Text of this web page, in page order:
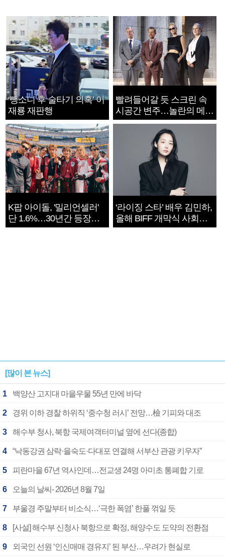
‘뺑소니 후 술타기 의혹’ 이
재룡 재판행
빨려들어갈 듯 스크린 속
시공간 변주…놀란의 메시
지는 ‘전쟁 속죄’
K팝 아이돌, '밀리언셀러'
단 1.6%…30년간 등장
1182개팀 전수조사
‘라이징 스타’ 배우 김민하,
올해 BIFF 개막식 사회자
확정
[많이 본 뉴스]
1 백양산 고지대 마을우물 55년 만에 바닥
2 경위 이하 경찰 하위직 ‘중수청 러시’ 전망…檢 기피와 대조
3 해수부 청사, 북항 국제여객터미널 옆에 선다(종합)
4 “낙동강권 삼락·을숙도·다대포 연결해 서부산 관광 키우자”
5 피란마을 67년 역사인데…전교생 24명 아미초 통폐합 기로
6 오늘의 날씨- 2026년 8월 7일
7 부울경 주말부터 비소식…‘극한 폭염’ 한풀 꺾일 듯
8 [사설] 해수부 신청사 북항으로 확정, 해양수도 도약의 전환점
9 외국인 선원 ‘인신매매 경유지’ 된 부산…우려가 현실로